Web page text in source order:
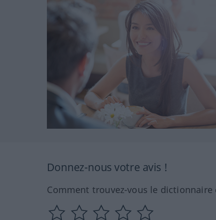
Donnez-nous votre avis !
Comment trouvez-vous le dictionnaire